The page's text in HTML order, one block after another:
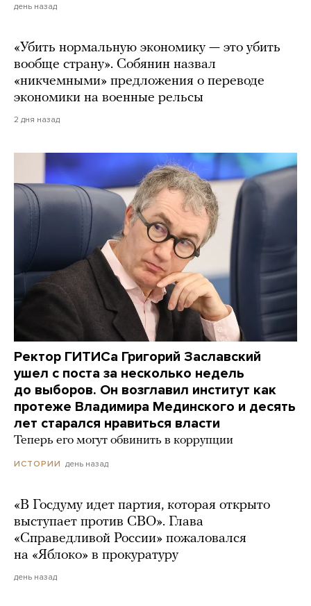
день назад
«Убить нормальную экономику — это убить
вообще страну». Собянин назвал
«никчемными» предложения о переводе
экономики на военные рельсы
2 дня назад
Ректор ГИТИСа Григорий Заславский
ушел с поста за несколько недель
до выборов. Он возглавил институт как
протеже Владимира Мединского и десять
лет старался нравиться власти
Теперь его могут обвинить в коррупции
ИСТОРИИ день назад
«В Госдуму идет партия, которая открыто
выступает против СВО». Глава
«Справедливой России» пожаловался
на «Яблоко» в прокуратуру
день назад